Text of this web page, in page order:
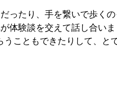
ったり、手を繋いで歩く
体験談を交えて話し合いま
こともできたりして、と